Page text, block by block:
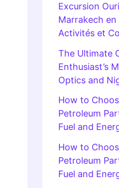
Excursion
Marrakech en
Activités et
The Ultimate
Enthusiast’s
Optics and
How to
Petroleum
Fuel and
How to
Petroleum
Fuel and